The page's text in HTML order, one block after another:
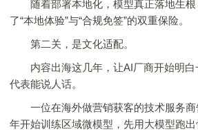
随着部署本地化，模型真正落地生根
了“本地体验”与“合规免签”的双重保险。
第二关，是文化适配。
内容出海这几年，让AI厂商开始明白
代表能说人话。
一位在海外做营销获客的技术服务商
年开始训练区域微模型，先用大模型跑